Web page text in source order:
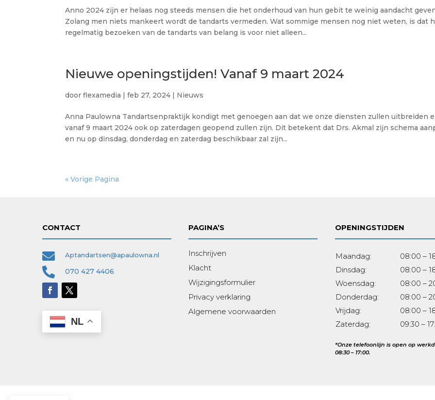
Anno 2024 zijn er helaas nog steeds mensen die het onderhoud van hun gebit te weinig aandacht
Zolang men niets mankeert wordt de tandarts vermeden. Wat sommige mensen nog niet weten, is dat
regelmatig bezoeken van de tandarts van belang is voor niet alleen...
Nieuwe openingstijden! Vanaf 9 maart 2024
doorflexamedia |feb 27, 2024 | Nieuws
Anna Paulowna Tandartsenpraktijk kondigt met genoegen aan dat we onze diensten zullen uitbreiden
vanaf 9 maart 2024 ook op zaterdagen geopend zullen zijn. Dit betekent dat Drs. Akmal zijn schema
en nu op dinsdag, donderdag en zaterdag beschikbaar zal zijn...
« Vorige Pagina
CONTACT
 Aptandartsen@apaulowna.nl
 070 427 4406
NL
PAGINA’S
Inschrijven
Klacht
Wijzigingsformulier
Privacy verklaring
Algemene voorwaarden
OPENINGSTIJDEN
Maandag:
08:00 –
Dinsdag:
08:00 –
Woensdag:
08:00 –
Donderdag:
08:00 –
Vrijdag:
08:00 –
Zaterdag:
09:30 –
*Onze telefoonlijn is open op
08:30 – 17:00.